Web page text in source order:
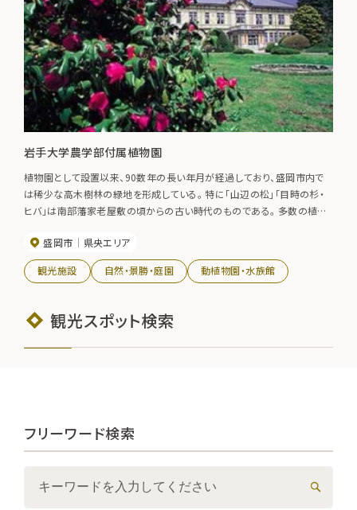
岩手大学農学部付属植物園
植物園として設置以来、90数年の長い年月が経過しており、盛岡市内で
は稀少な高木樹林の緑地を形成している。 特に「山辺の松」「目時の杉・
ヒバ」は南部藩家老屋敷の頃からの古い時代のものである。 多数の植物
裁種・自生種が生育しており面積は約49.500平方メートルある。 6月下旬
には北水の池ではスイレンが見られる。
盛岡市 県央エリア
観光施設 自然・景勝・庭園 動植物園・水族館
観光スポット検索
フリーワード検索